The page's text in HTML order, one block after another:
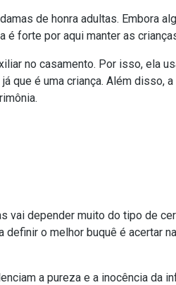
de honra adultas. Embora
forte por aqui manter as
no casamento. Por isso, ela
que é uma criança. Além disso, a
vai depender muito do tipo de
o melhor buquê é acertar
a pureza e a inocência da